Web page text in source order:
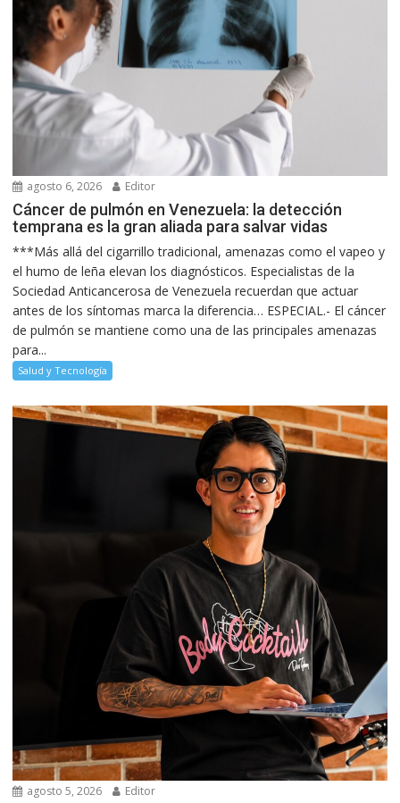
agosto 6, 2026 Editor
Cáncer de pulmón en Venezuela: la detección
temprana es la gran aliada para salvar vidas
***Más allá del cigarrillo tradicional, amenazas como el vapeo y
el humo de leña elevan los diagnósticos. Especialistas de la
Sociedad Anticancerosa de Venezuela recuerdan que actuar
antes de los síntomas marca la diferencia… ESPECIAL.- El cáncer
de pulmón se mantiene como una de las principales amenazas
para...
Salud y Tecnología
agosto 5, 2026 Editor